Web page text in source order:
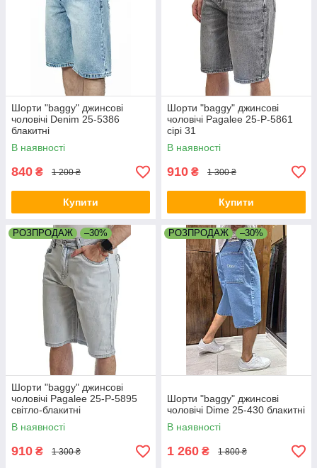
Шорти "baggy" джинсові
чоловічі Denim 25-5386
блакитні
В наявності
840 ₴ 1 200 ₴
Купити
Шорти "baggy" джинсові
чоловічі Pagalee 25-P-5861
сірі 31
В наявності
910 ₴ 1 300 ₴
Купити
РОЗПРОДАЖ –30%
Шорти "baggy" джинсові
чоловічі Pagalee 25-P-5895
світло-блакитні
В наявності
910 ₴ 1 300 ₴
РОЗПРОДАЖ –30%
Шорти "baggy" джинсові
чоловічі Dime 25-430 блакитні
В наявності
1 260 ₴ 1 800 ₴